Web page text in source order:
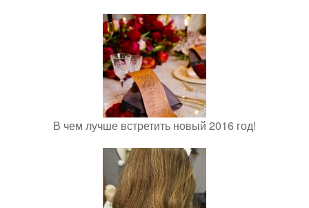
В чем лучше встретить новый 2016 год!